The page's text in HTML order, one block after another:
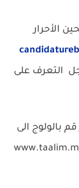
الأحرار
التعرف على
بالولوج الى